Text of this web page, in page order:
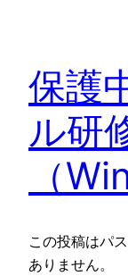
保護
ル研
（
この投稿はパ
ありません。